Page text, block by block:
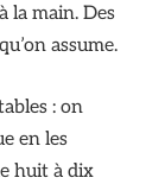
la main. Des
assume.
: on
en les
huit à dix